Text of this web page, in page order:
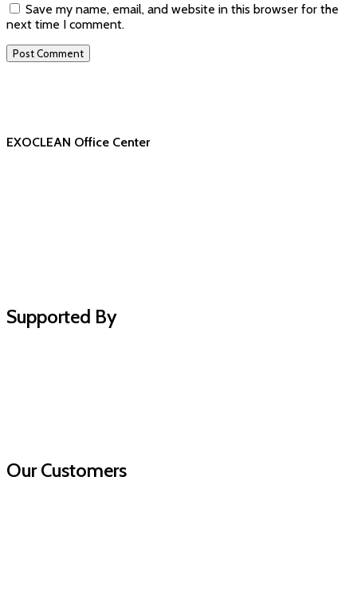
Save my name, email, and website in this browser for the
next time I comment.
EXOCLEAN Office Center
Supported By
Our Customers